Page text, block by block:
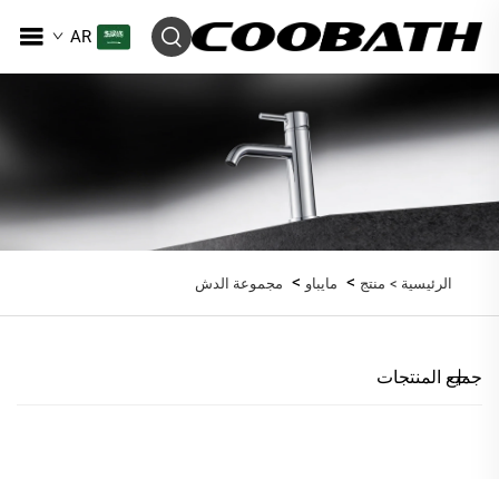
AR
الرئيسية > منتج > مايباو > مجموعة الدش
جميع المنتجات